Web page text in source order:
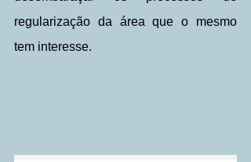
regularização da área que o mesmo
tem interesse.